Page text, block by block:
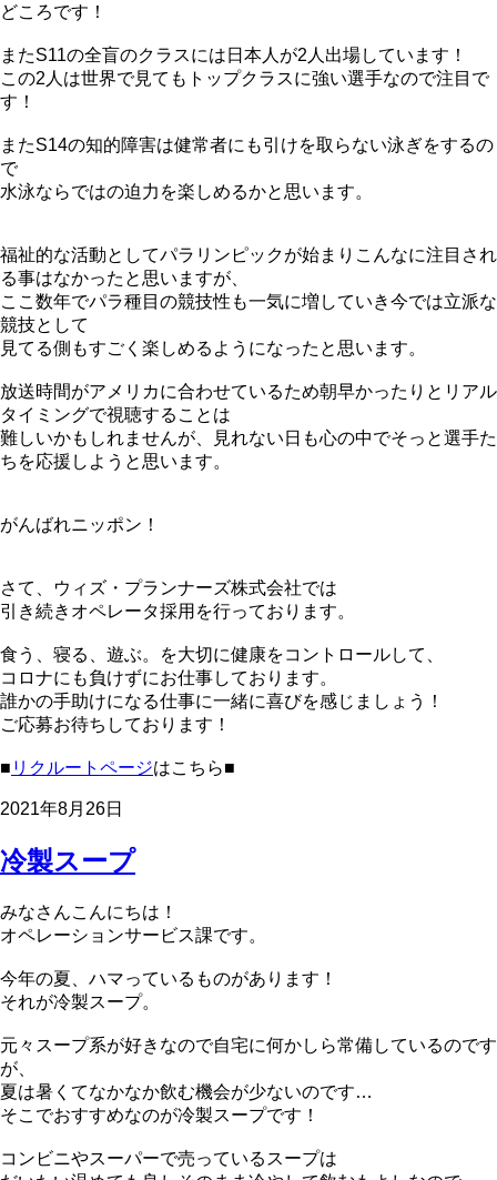
どころです！
またS11の全盲のクラスには日本人が2人出場しています！
この2人は世界で見てもトップクラスに強い選手なので注目で
す！
またS14の知的障害は健常者にも引けを取らない泳ぎをするの
で
水泳ならではの迫力を楽しめるかと思います。
福祉的な活動としてパラリンピックが始まりこんなに注目され
る事はなかったと思いますが、
ここ数年でパラ種目の競技性も一気に増していき今では立派な
競技として
見てる側もすごく楽しめるようになったと思います。
放送時間がアメリカに合わせているため朝早かったりとリアル
タイミングで視聴することは
難しいかもしれませんが、見れない日も心の中でそっと選手た
ちを応援しようと思います。
がんばれニッポン！
さて、ウィズ・プランナーズ株式会社では
引き続きオペレータ採用を行っております。
食う、寝る、遊ぶ。を大切に健康をコントロールして、
コロナにも負けずにお仕事しております。
誰かの手助けになる仕事に一緒に喜びを感じましょう！
ご応募お待ちしております！
■ リクルートページはこちら■
2021年8月26日
冷製スープ
みなさんこんにちは！
オペレーションサービス課です。
今年の夏、ハマっているものがあります！
それが冷製スープ。
元々スープ系が好きなので自宅に何かしら常備しているのです
が、
夏は暑くてなかなか飲む機会が少ないのです…
そこでおすすめなのが冷製スープです！
コンビニやスーパーで売っているスープは